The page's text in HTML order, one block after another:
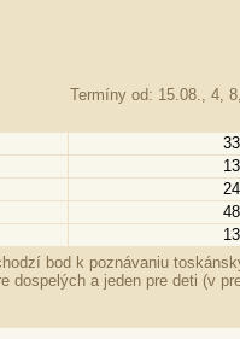
Termíny od: 15.08., 4,
bod k poznávaniu
a jeden pre deti (v